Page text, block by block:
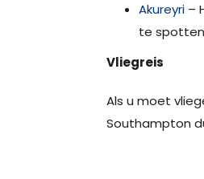
Akureyri –
te
Vliegreis
Als u moet
Southampton